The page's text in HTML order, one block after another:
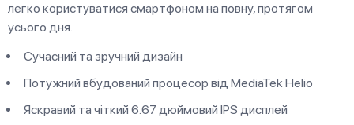
легко користуватися смартфоном на повну, протягом
усього дня.
Сучасний та зручний дизайн
Потужний вбудований процесор від MediaTek Helio
Яскравий та чіткий 6.67 дюймовий IPS дисплей